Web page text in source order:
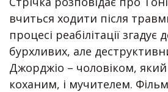
вчиться ходити після
процесі реабілітації згадує
бурхливих, але
Джорджіо – чоловіком, який
коханим, і мучителем.